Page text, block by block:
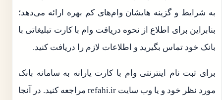
به شرایط و گزینه هایشان وام‌های کم بهره ارائه می‌دهد؛
بنابراین برای اطلاع از نحوه دریافت وام با کارت تبلیغاتی با
بانک خود تماس بگیرید و اطلاعات لازم را دریافت کنید.
برای ثبت نام اینترنتی وام با کارت یارانه به سامانه بانک
مورد نظر خود و یا وب سایت refahi.ir مراجعه کنید. در آنجا